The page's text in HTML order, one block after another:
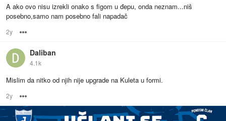
A ako ovo nisu izrekli onako s figom u đepu, onda neznam...niš
posebno,samo nam posebno fali napadač
2y
Daliban
4.1k
Mislim da nitko od njih nije upgrade na Kuleta u formi.
2y